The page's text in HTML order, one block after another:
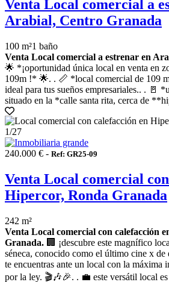
Venta Local comercial a
Arabial, Centro Granada
100 m²1 baño
Venta Local comercial a estrenar en
🌟 *¡oportunidad única local en venta en
109m !* 🌟. . 📏 *local comercial de 109
ideal para tus sueños empresariales.. . 🚪
situado en la *calle santa rita, cerca de
1/27
240.000 € - Ref: GR25-09
Venta Local comercial
Hipercor, Ronda Granada
242 m²
Venta Local comercial con calefacción
Granada. 🏢 ¡descubre este magnífico
séneca, conocido como el último cine x de
te encuentras ante un local con la máxima
por la ley. 🎬🎶🎉. . 💼 este versátil local